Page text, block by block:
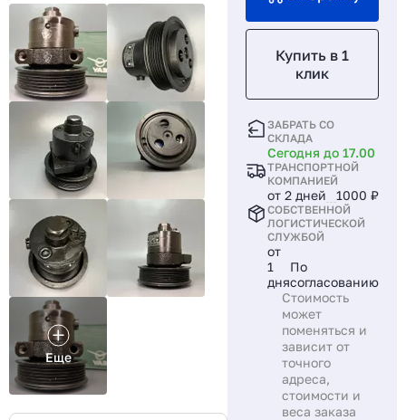
Ещe
Купить в 1
клик
ЗАБРАТЬ СО
СКЛАДА
Сегодня до 17.00
ТРАНСПОРТНОЙ
КОМПАНИЕЙ
от 2 дней 1000 ₽
СОБСТВЕННОЙ
ЛОГИСТИЧЕСКОЙ
СЛУЖБОЙ
от
1
дня
По
согласованию
Стоимость
может
поменяться и
зависит от
точного
адреса,
стоимости и
веса заказа